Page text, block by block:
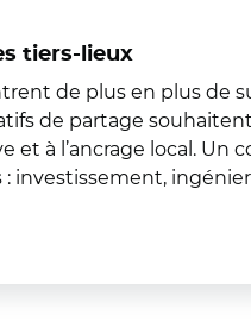
tiers-lieux
de plus en plus de
de partage
et à l’ancrage local.
: investissement,